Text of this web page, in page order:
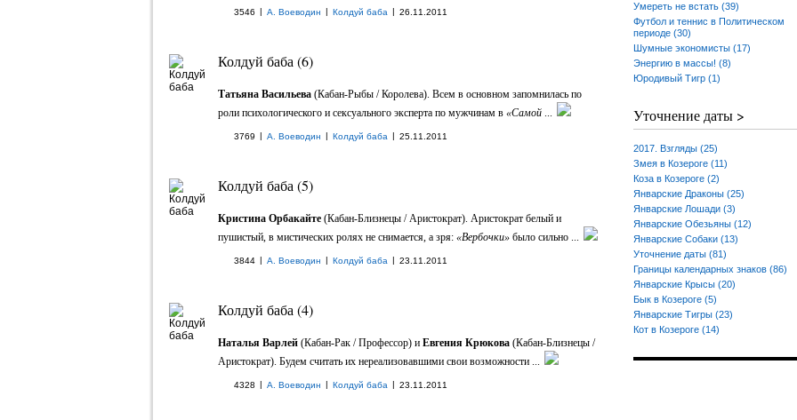
3546 | А. Воеводин | Колдуй баба | 26.11.2011
Колдуй баба (6)
Татьяна Васильева (Кабан-Рыбы / Королева). Всем в основном запомнилась по
роли психологического и сексуального эксперта по мужчинам в «Самой ...
3769 | А. Воеводин | Колдуй баба | 25.11.2011
Колдуй баба (5)
Кристина Орбакайте (Кабан-Близнецы / Аристократ). Аристократ белый и
пушистый, в мистических ролях не снимается, а зря: «Вербочки» было сильно ...
3844 | А. Воеводин | Колдуй баба | 23.11.2011
Колдуй баба (4)
Наталья Варлей (Кабан-Рак / Профессор) и Евгения Крюкова (Кабан-Близнецы /
Аристократ). Будем считать их нереализовавшими свои возможности ...
4328 | А. Воеводин | Колдуй баба | 23.11.2011
Умереть не встать (39)
Футбол и теннис в Политическом
периоде (30)
Шумные экономисты (17)
Энергию в массы! (8)
Юродивый Тигр (1)
Уточнение даты >
2017. Взгляды (25)
Змея в Козероге (11)
Коза в Козероге (2)
Январские Драконы (25)
Январские Лошади (3)
Январские Обезьяны (12)
Январские Собаки (13)
Уточнение даты (81)
Границы календарных знаков (86)
Январские Крысы (20)
Бык в Козероге (5)
Январские Тигры (23)
Кот в Козероге (14)